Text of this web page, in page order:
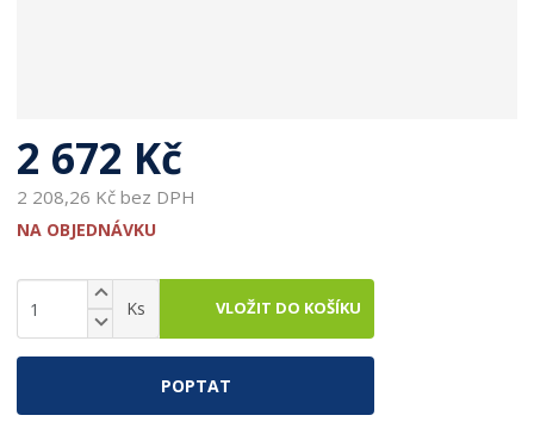
2 672 Kč
2 208,26 Kč bez DPH
NA OBJEDNÁVKU
ě
t
N
a
v
ý
i
S
n
í
i
Ks VLOŽIT DO KOŠÍKU
POPTAT